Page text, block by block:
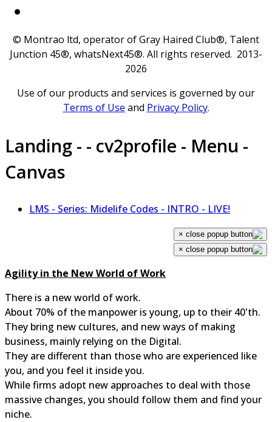
© Montrao ltd, operator of Gray Haired Club®, Talent
Junction 45®, whatsNext45®. All rights reserved. 2013-
2026
Use of our products and services is governed by our
Terms of Use and Privacy Policy.
Landing - - cv2profile - Menu -
Canvas
LMS - Series: Midelife Codes - INTRO - LIVE!
×
×
Agility in the New World of Work
There is a new world of work.
About 70% of the manpower is young, up to their 40'th.
They bring new cultures, and new ways of making
business, mainly relying on the Digital.
They are different than those who are experienced like
you, and you feel it inside you.
While firms adopt new approaches to deal with those
massive changes, you should follow them and find your
niche.